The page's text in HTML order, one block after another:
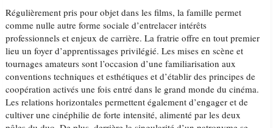
Régulièrement pris pour objet dans les films, la famille permet
comme nulle autre forme sociale d’entrelacer intérêts
professionnels et enjeux de carrière. La fratrie offre en tout premier
lieu un foyer d’apprentissages privilégié. Les mises en scène et
tournages amateurs sont l’occasion d’une familiarisation aux
conventions techniques et esthétiques et d’établir des principes de
coopération activés une fois entré dans le grand monde du cinéma.
Les relations horizontales permettent également d’engager et de
cultiver une cinéphilie de forte intensité, alimenté par les deux